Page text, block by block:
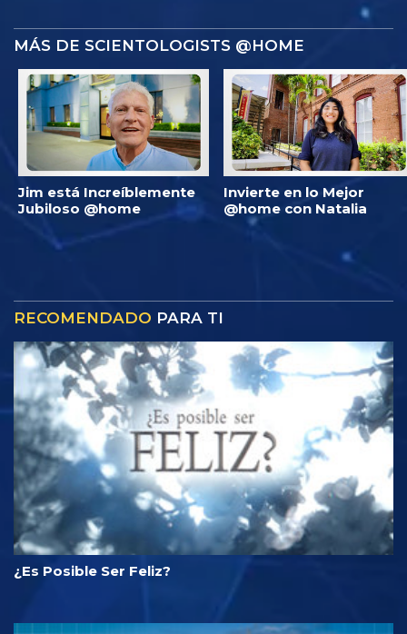
MÁS DE SCIENTOLOGISTS @HOME
Jim está Increíblemente
Jubiloso @home
Invierte en lo Mejor
@home con Natalia
RECOMENDADO PARA TI
¿Es Posible Ser Feliz?